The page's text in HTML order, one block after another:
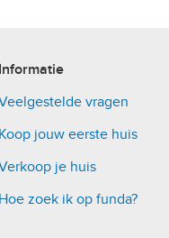
Informatie
vragen
Koop jouw eerste huis
je huis
Hoe zoek ik op funda?